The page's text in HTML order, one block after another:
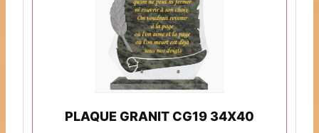
PLAQUE GRANIT CG19 34X40